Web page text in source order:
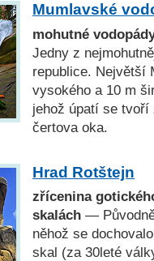
Mumlavské
mohutné
Jedny z
republice. Největší
vysokého a 10 m
jehož úpatí se tvoří
čertova oka.
Hrad Rotštejn
zřícenina
skalách —
něhož se
skal (za 30leté